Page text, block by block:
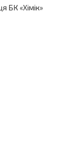
БК «Хімік»